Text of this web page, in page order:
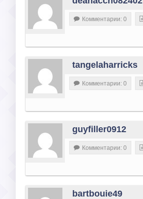
Комментарии: 0
tangelaharricks
Комментарии: 0
guyfiller0912
Комментарии: 0
bartbouie49